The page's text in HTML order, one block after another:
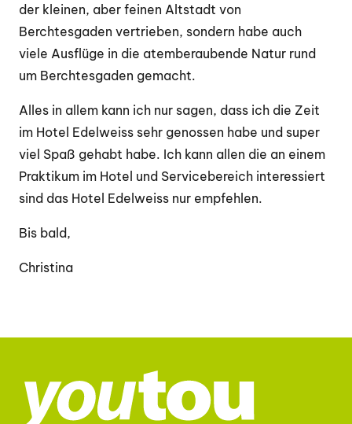
der kleinen, aber feinen Altstadt von
Berchtesgaden vertrieben, sondern habe auch
viele Ausflüge in die atemberaubende Natur rund
um Berchtesgaden gemacht.
Alles in allem kann ich nur sagen, dass ich die Zeit
im Hotel Edelweiss sehr genossen habe und super
viel Spaß gehabt habe. Ich kann allen die an einem
Praktikum im Hotel und Servicebereich interessiert
sind das Hotel Edelweiss nur empfehlen.
Bis bald,
Christina